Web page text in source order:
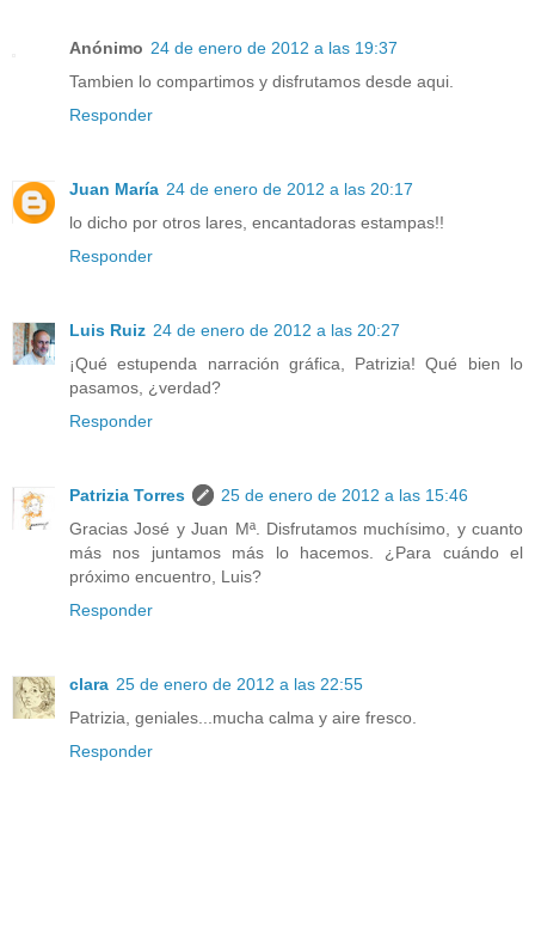
Anónimo 24 de enero de 2012 a las 19:37
Tambien lo compartimos y disfrutamos desde aqui.
Responder
Juan María 24 de enero de 2012 a las 20:17
lo dicho por otros lares, encantadoras estampas!!
Responder
Luis Ruiz 24 de enero de 2012 a las 20:27
¡Qué estupenda narración gráfica, Patrizia! Qué bien lo
pasamos, ¿verdad?
Responder
Patrizia Torres
25 de enero de 2012 a las 15:46
Gracias José y Juan Mª. Disfrutamos muchísimo, y cuanto
más nos juntamos más lo hacemos. ¿Para cuándo el
próximo encuentro, Luis?
Responder
clara 25 de enero de 2012 a las 22:55
Patrizia, geniales...mucha calma y aire fresco.
Responder